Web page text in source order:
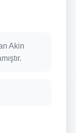
Akin